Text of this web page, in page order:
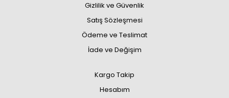
Gizlilik ve Güvenlik
Satış Sözleşmesi
Ödeme ve Teslimat
İade ve Değişim
Kargo Takip
Hesabım